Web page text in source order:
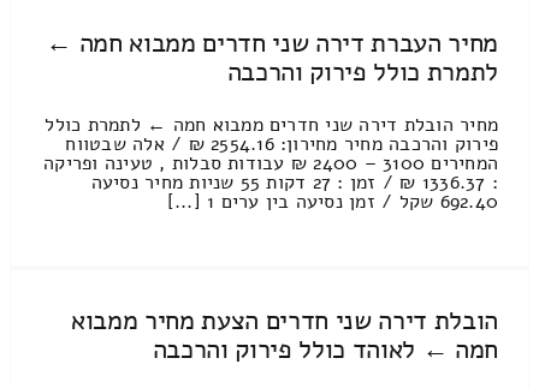
מחיר העברת דירה שני חדרים ממבוא חמה ←
לתמרת כולל פירוק והרכבה
מחיר הובלת דירה שני חדרים ממבוא חמה ← לתמרת כולל
פירוק והרכבה מחיר מחירון: 2554.16 ₪ / אלה שבטווח
המחירים 3100 – 2400 ₪ עבודות סבלות , טעינה ופריקה
: 1336.37 ₪ / זמן : 27 דקות 55 שניות מחיר נסיעה
692.40 שקל / זמן נסיעה בין ערים 1 [...]
הובלת דירה שני חדרים הצעת מחיר ממבוא
חמה ← לאוהד כולל פירוק והרכבה